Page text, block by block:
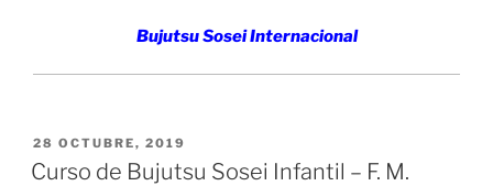
Bujutsu Sosei Internacional
PUBLICADO
EL
28 OCTUBRE, 2019
Curso de Bujutsu Sosei Infantil – F. M.